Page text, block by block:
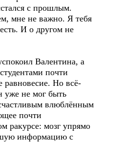
с прошлым.
мне не важно. Я тебя
И о другом не
Валентина, а
почти
равновесие. Но всё-
уже не мог быть
влюблённым
почти
ракурсе: мозг упрямо
информацию с